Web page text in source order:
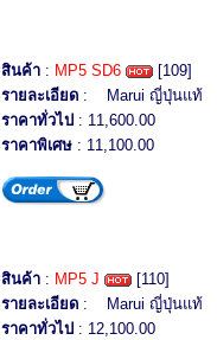
สินค้า : MP5 SD6
[109]
รายละเอียด : Marui ญี่ปุ่นแท้
ราคาทั่วไป : 11,600.00
ราคาพิเศษ : 11,100.00
สินค้า : MP5 J
[110]
รายละเอียด : Marui ญี่ปุ่นแท้
ราคาทั่วไป : 12,100.00